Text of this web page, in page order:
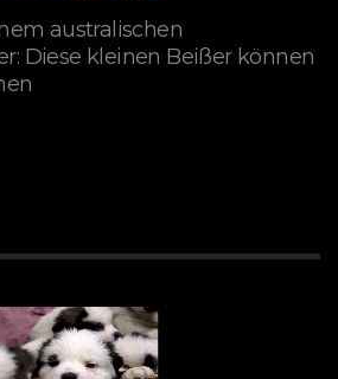
australischen
Diese kleinen Beißer können